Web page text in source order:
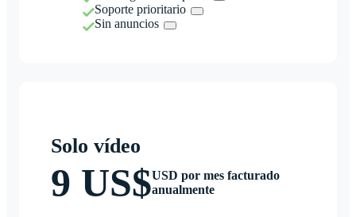
Soporte prioritario
Sin anuncios
Solo vídeo
9 US$USD por mes facturado
anualmente